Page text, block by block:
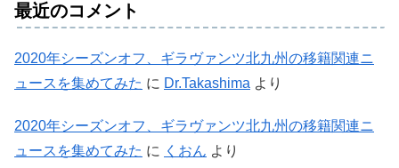
最近のコメント
2020年シーズンオフ、ギラヴァンツ北九州の移籍関連ニ
ュースを集めてみた に Dr.Takashima より
2020年シーズンオフ、ギラヴァンツ北九州の移籍関連ニ
ュースを集めてみた に くおん より